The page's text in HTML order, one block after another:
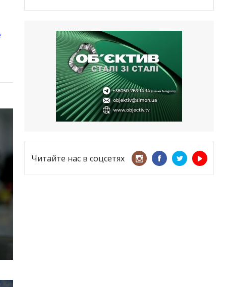
Чугуева, города, который устоял,
несмотря ни на что
21.05.2026
«ТЦК нарушает закон? Пусть
платят!» Как благодаря штрафу
женщину сняли с учета
15.05.2026
Читайте нас в соцсетях